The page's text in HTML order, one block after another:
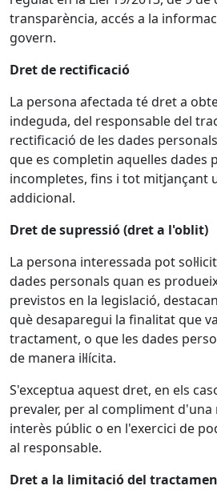
transparència, accés a la
govern.
Dret de rectificació
La persona afectada té dret a
indeguda, del responsable del
rectificació de les dades
que es completin aquelles dades
incompletes, fins i tot mitjançant
addicional.
Dret de supressió (dret a l'oblit)
La persona interessada pot
dades personals quan es
previstos en la legislació,
què desaparegui la finalitat que
tractament, o que les dades
de manera il·lícita.
S'exceptua aquest dret, en els
prevaler, per al compliment
interès públic o en l'exercici de
al responsable.
Dret a la limitació del